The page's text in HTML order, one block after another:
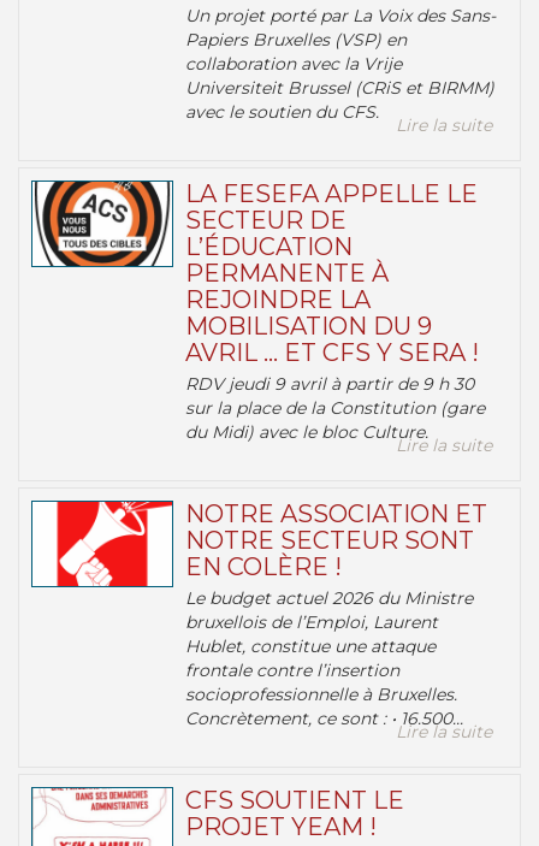
Un projet porté par La Voix des Sans-
Papiers Bruxelles (VSP) en
collaboration avec la Vrije
Universiteit Brussel (CRiS et BIRMM)
avec le soutien du CFS.
Lire la suite
LA FESEFA APPELLE LE
SECTEUR DE
L’ÉDUCATION
PERMANENTE À
REJOINDRE LA
MOBILISATION DU 9
AVRIL … ET CFS Y SERA !
RDV jeudi 9 avril à partir de 9 h 30
sur la place de la Constitution (gare
du Midi) avec le bloc Culture.
Lire la suite
NOTRE ASSOCIATION ET
NOTRE SECTEUR SONT
EN COLÈRE !
Le budget actuel 2026 du Ministre
bruxellois de l’Emploi, Laurent
Hublet, constitue une attaque
frontale contre l’insertion
socioprofessionnelle à Bruxelles.
Concrètement, ce sont : • 16.500...
Lire la suite
CFS SOUTIENT LE
PROJET YEAM !